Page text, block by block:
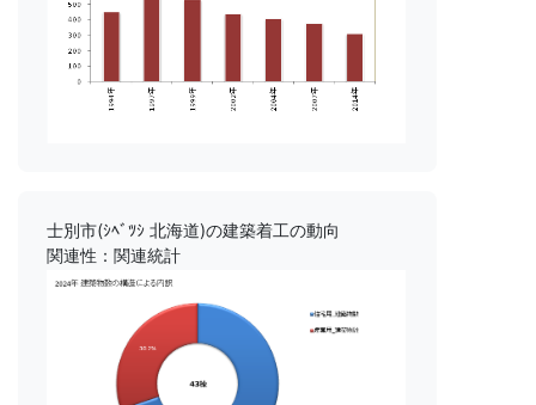
士別市(ｼﾍﾞﾂｼ 北海道)の建築着工の動向
関連性：関連統計